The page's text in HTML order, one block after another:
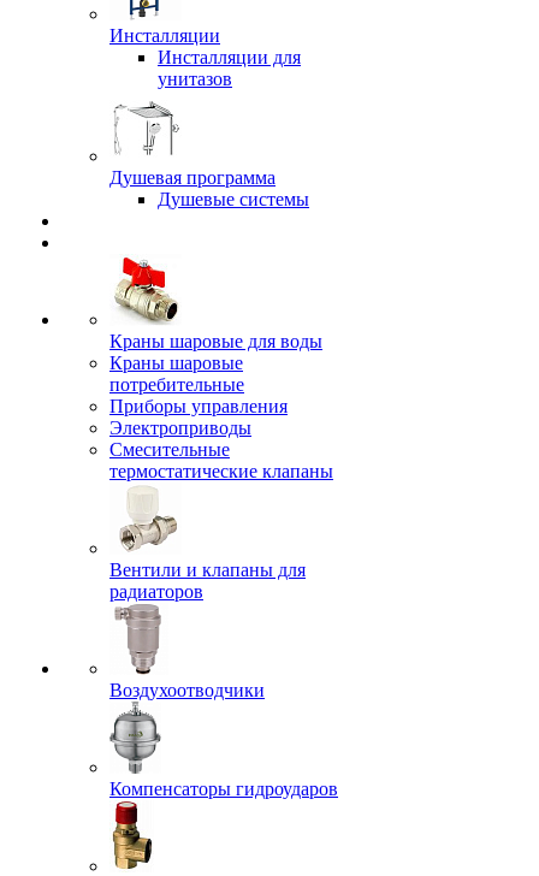
Инсталляции
Инсталляции для
унитазов
Душевая программа
Душевые системы
Краны шаровые для воды
Краны шаровые
потребительные
Приборы управления
Электроприводы
Смесительные
термостатические клапаны
Вентили и клапаны для
радиаторов
Воздухоотводчики
Компенсаторы гидроударов